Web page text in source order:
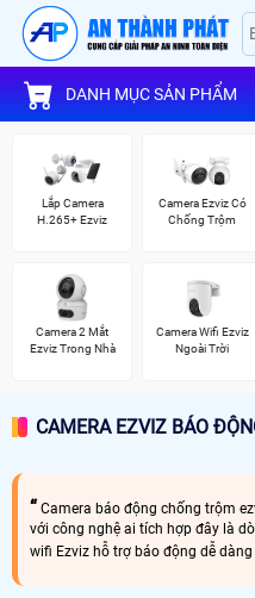
DANH MỤC SẢN PHẨM
Lắp Camera
H.265+ Ezviz
Camera Ezviz Có
Chống Trộm
Camera 2 Mắt
Ezviz Trong Nhà
Camera Wifi Ezviz
Ngoài Trời
CAMERA EZVIZ BÁO
Camera báo động chống trộm
với công nghệ ai tích hợp đây là
wifi Ezviz hỗ trợ báo động dễ